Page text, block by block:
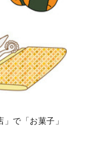
で「お菓子」